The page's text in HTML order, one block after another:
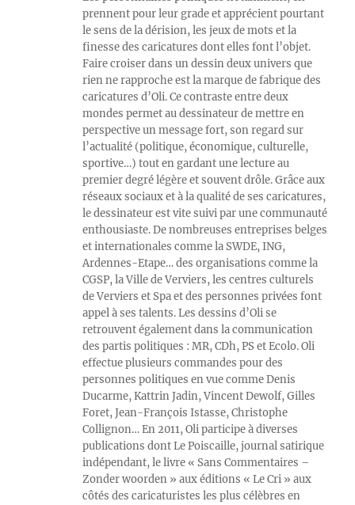
prennent pour leur grade et apprécient pourtant
le sens de la dérision, les jeux de mots et la
finesse des caricatures dont elles font l’objet.
Faire croiser dans un dessin deux univers que
rien ne rapproche est la marque de fabrique des
caricatures d’Oli. Ce contraste entre deux
mondes permet au dessinateur de mettre en
perspective un message fort, son regard sur
l’actualité (politique, économique, culturelle,
sportive…) tout en gardant une lecture au
premier degré légère et souvent drôle. Grâce aux
réseaux sociaux et à la qualité de ses caricatures,
le dessinateur est vite suivi par une communauté
enthousiaste. De nombreuses entreprises belges
et internationales comme la SWDE, ING,
Ardennes-Etape… des organisations comme la
CGSP, la Ville de Verviers, les centres culturels
de Verviers et Spa et des personnes privées font
appel à ses talents. Les dessins d’Oli se
retrouvent également dans la communication
des partis politiques : MR, CDh, PS et Ecolo. Oli
effectue plusieurs commandes pour des
personnes politiques en vue comme Denis
Ducarme, Kattrin Jadin, Vincent Dewolf, Gilles
Foret, Jean-François Istasse, Christophe
Collignon… En 2011, Oli participe à diverses
publications dont Le Poiscaille, journal satirique
indépendant, le livre « Sans Commentaires –
Zonder woorden » aux éditions « Le Cri » aux
côtés des caricaturistes les plus célèbres en